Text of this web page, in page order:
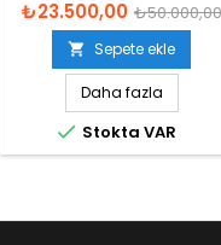
₺23.500,00 ₺50.000,00
 Sepete ekle
Daha fazla
 Stokta VAR